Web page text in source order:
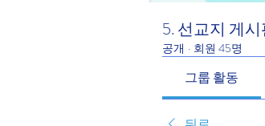
5. 선교지 게
공개 · 회원 45명
그룹 활동